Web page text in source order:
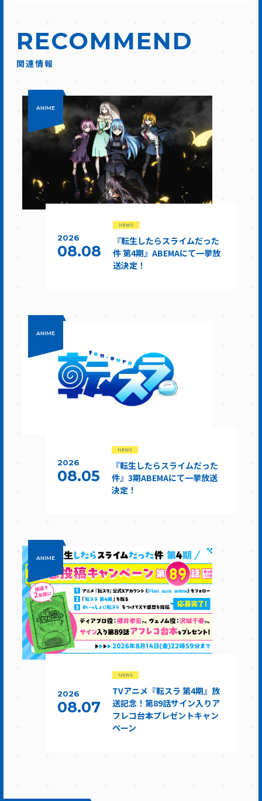
RECOMMEND
関連情報
ANIME
2026
08.08
NEWS
『転生したらスライムだった
件 第4期』ABEMAにて一挙放
送決定！
ANIME
2026
08.05
NEWS
『転生したらスライムだった
件』3期ABEMAにて一挙放送
決定！
ANIME
2026
08.07
NEWS
TVアニメ『転スラ 第4期』放
送記念！第89話サイン入りア
フレコ台本プレゼントキャン
ペーン